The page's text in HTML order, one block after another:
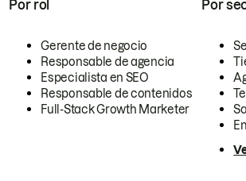
Por rol
Gerente de negocio
Responsable de agencia
Especialista en SEO
Responsable de contenidos
Full-Stack Growth Marketer
Por